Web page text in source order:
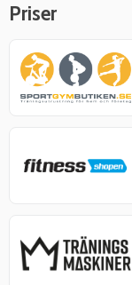
Priser